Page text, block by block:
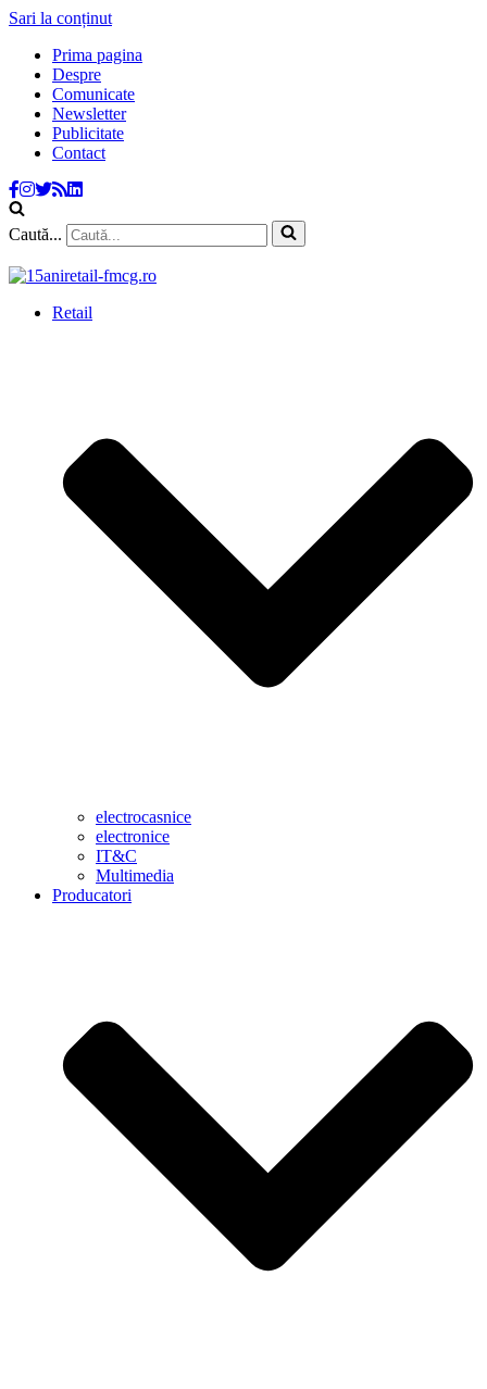
Sari la conținut
Prima pagina
Despre
Comunicate
Newsletter
Publicitate
Contact
Caută...
Retail
electrocasnice
electronice
IT&C
Multimedia
Producatori